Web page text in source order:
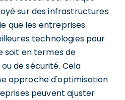
sur des infrastructures
que les entreprises
technologies pour
soit en termes de
de sécurité. Cela
approche d'optimisation
peuvent ajuster